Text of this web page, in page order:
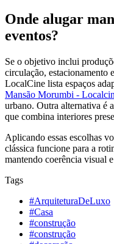
Onde alugar
eventos?
Se o objetivo inclui
circulação, estacionamento
LocalCine lista espaços
Mansão Morumbi -
urbano. Outra alternativa é a
que combina interiores
Aplicando essas escolhas
clássica funcione para a
mantendo coerência visual
Tags
#ArquiteturaDeLuxo
#Casa
#construção
#construção